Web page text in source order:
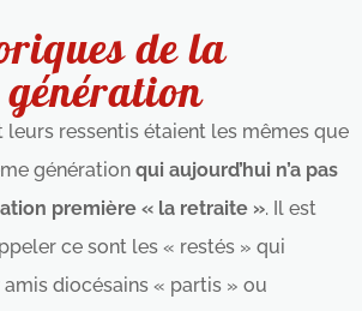
de la
ressentis étaient les mêmes que
génération qui aujourd’hui n’a pas
première « la retraite ». Il est
ce sont les « restés » qui
diocésains « partis » ou